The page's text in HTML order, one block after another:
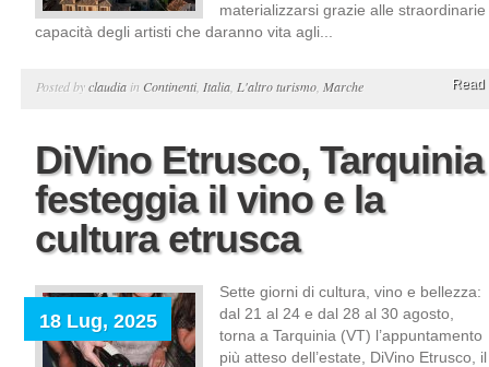
materializzarsi grazie alle straordinarie
capacità degli artisti che daranno vita agli...
Posted byclaudia in Continenti, Italia L'altro turismo Marche Read
DiVino Etrusco, Tarquinia
festeggia il vino e la
cultura etrusca
18 Lug, 2025
Sette giorni di cultura, vino e bellezza:
dal 21 al 24 e dal 28 al 30 agosto,
torna a Tarquinia (VT) l’appuntamento
più atteso dell’estate, DiVino Etrusco, il